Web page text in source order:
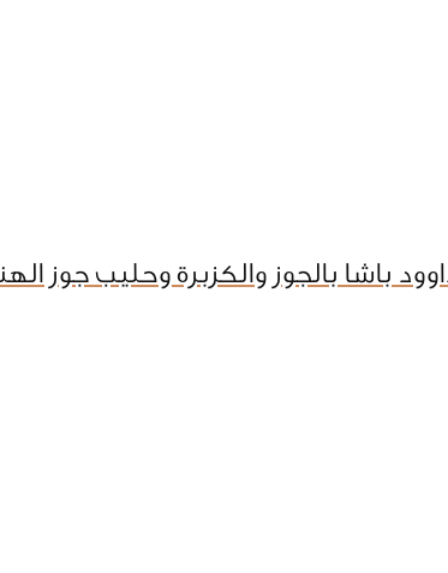
باشا بالجوز والكزبرة وحليب جوز